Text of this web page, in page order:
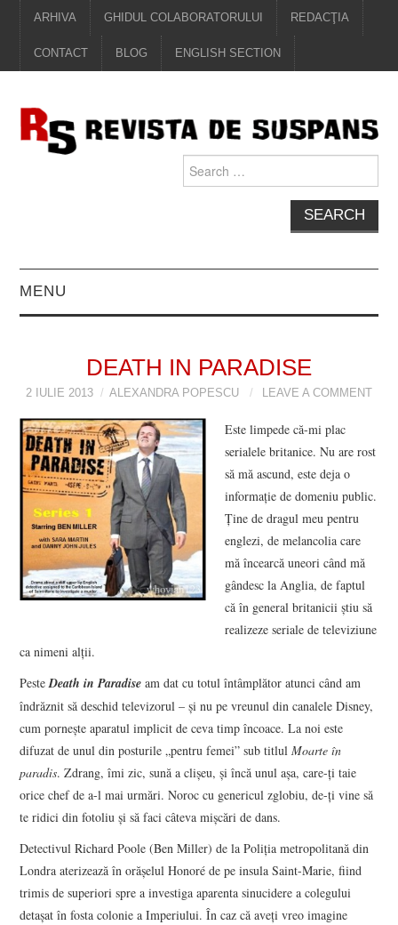
ARHIVA GHIDUL COLABORATORULUI REDACŢIA
CONTACT BLOG ENGLISH SECTION
for:
MENU
PROZĂ
VIZIUNI ȘI SPECTRE
CONTRAPAGINI
CARTE & FILM
SUSPANS
MARTIE 2018
APRILIE 2018
DEATH IN PARADISE
2 IULIE 2013 ALEXANDRA POPESCU LEAVE A COMMENT
Este limpede că-mi plac
serialele britanice. Nu are rost
să mă ascund, este deja o
informaţie de domeniu public.
Ţine de dragul meu pentru
englezi, de melancolia care
mă încearcă uneori când mă
gândesc la Anglia, de faptul
că în general britanicii ştiu să
realizeze seriale de televiziune
ca nimeni alţii.
PesteDeath in Paradise am dat cu totul întâmplător atunci când am
îndrăznit să deschid televizorul – şi nu pe vreunul din canalele Disney,
cum porneşte aparatul implicit de ceva timp încoace. La noi este
difuzat de unul din posturile „pentru femei” sub titlulMoarte în
paradis. Zdrang, îmi zic, sună a clişeu, și încă unul așa, care-ți taie
orice chef de a-l mai urmări. Noroc cu genericul zglobiu, de-ți vine să
te ridici din fotoliu și să faci câteva mișcări de dans.
Detectivul Richard Poole (Ben Miller) de la Poliția metropolitană din
Londra aterizează în orășelul Honoré de pe insula Saint-Marie, fiind
trimis de superiori spre a investiga aparenta sinucidere a colegului
detașat în fosta colonie a Imperiului. În caz că aveţi vreo imagine